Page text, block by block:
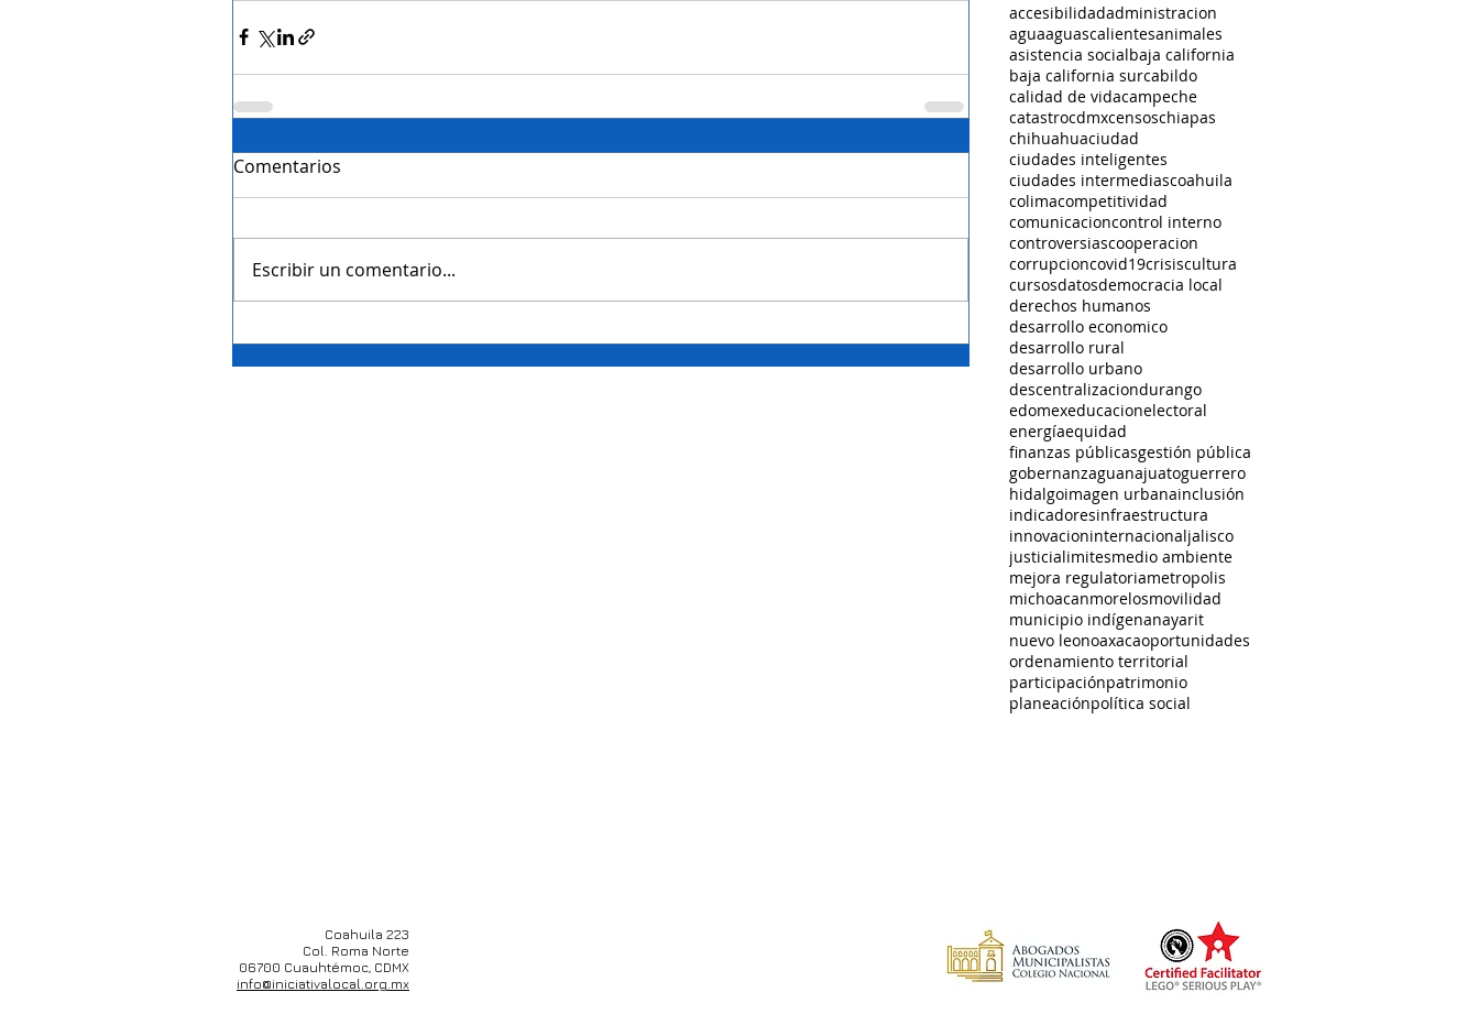
Comentarios
Escribir un comentario...
accesibilidadadministracion
aguaaguascalientesanimales
asistencia socialbaja california
baja california surcabildo
calidad de vidacampeche
catastrocdmxcensoschiapas
chihuahuaciudad
ciudades inteligentes
ciudades intermediascoahuila
colimacompetitividad
comunicacioncontrol interno
controversiascooperacion
corrupcioncovid19crisiscultura
cursosdatosdemocracia local
derechos humanos
desarrollo economico
desarrollo rural
desarrollo urbano
descentralizaciondurango
edomexeducacionelectoral
energíaequidad
finanzas públicasgestión pública
gobernanzaguanajuatoguerrero
hidalgoimagen urbanainclusión
indicadoresinfraestructura
innovacioninternacionaljalisco
justicialimitesmedio ambiente
mejora regulatoriametropolis
michoacanmorelosmovilidad
municipio indígenanayarit
nuevo leonoaxacaoportunidades
ordenamiento territorial
participaciónpatrimonio
planeaciónpolítica social
Coahuila 223
Col. Roma Norte
06700 Cuauhtémoc, CDMX
info@iniciativalocal.org.mx